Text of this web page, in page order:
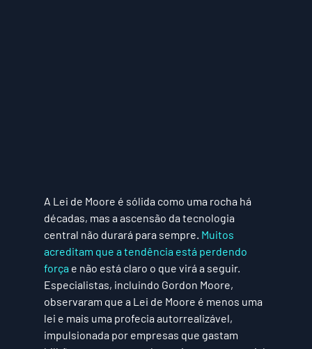
A Lei de Moore é sólida como uma rocha há
décadas, mas a ascensão da tecnologia
central não durará para sempre. Muitos
acreditam que a tendência está perdendo
força e não está claro o que virá a seguir.
Especialistas, incluindo Gordon Moore,
observaram que a Lei de Moore é menos uma
lei e mais uma profecia autorrealizável,
impulsionada por empresas que gastam